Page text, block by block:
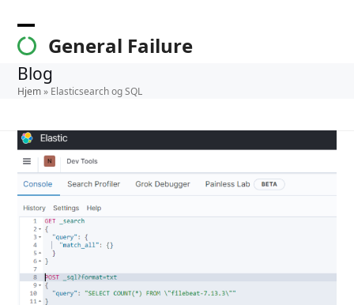
content
General Failure
Open
mobile
menu
Close
mobile
menu
Blog
Hjem» Elasticsearch og SQL